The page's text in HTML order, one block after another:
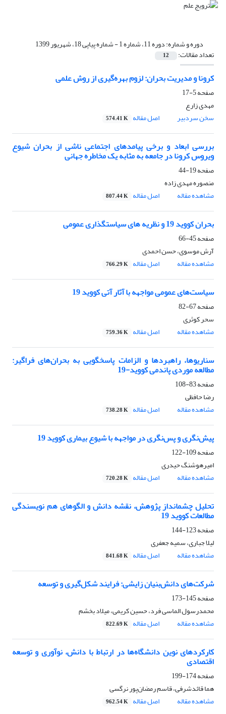
دوره و شماره:دوره 11، شماره 1 - شماره پیاپی 18، شهریور 1399
تعداد مقالات: 12
کرونا و مدیریت بحران: لزوم بهره‌گیری از روش علمی
صفحه5-17
مهدی زارع
سخن سردبیر
اصل مقاله 574.41 K
بررسی ابعاد و برخی پیامدهای اجتماعی ناشی از بحران شیوع
ویروس کرونا در جامعه به مثابه یک مخاطره جهانی
صفحه19-44
منصوره مهدی زاده
مشاهده مقاله
اصل مقاله 807.44 K
بحران کووید 19 و نظریه های سیاستگذاری عمومی
صفحه45-66
آرش موسوی، حسن احمدی
مشاهده مقاله
اصل مقاله 766.29 K
سیاست‌های عمومی مواجهه با آثار آتی کووید 19
صفحه67-82
سحر کوثری
مشاهده مقاله
اصل مقاله 759.36 K
سناریوها، راهبردها و الزامات پاسخگویی به بحران‌های فراگیر:
مطالعه موردی پاندمی کووید-19
صفحه83-108
رضا حافظی
مشاهده مقاله
اصل مقاله 738.28 K
پیش‌نگری و پس‌نگری در مواجهه با شیوع بیماری کووید 19
صفحه109-122
امیرهوشنگ حیدری
مشاهده مقاله
اصل مقاله 720.28 K
تحلیل چشم‎انداز پژوهش، نقشه دانش و الگوهای هم ‎نویسندگی
مطالعات کووید 19
صفحه123-144
لیلا جباری، سمیه جعفری
مشاهده مقاله
اصل مقاله 841.68 K
شرکت‌های دانش‌بنیان زایشی: فرایند شکل‌گیری و توسعه
صفحه145-173
محمدرسول الماسی فرد، حسین کریمی، میلاد بخشم
مشاهده مقاله
اصل مقاله 822.69 K
کارکردهای نوین دانشگاه‌ها در ارتباط با دانش، نوآوری و توسعه
اقتصادی
صفحه174-199
هما قائدشرفی، قاسم رمضان‌پور نرگسی
مشاهده مقاله
اصل مقاله 962.54 K